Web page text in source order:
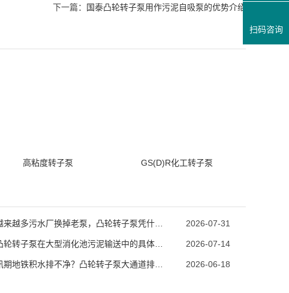
下一篇： 国泰凸轮转子泵用作污泥自吸泵的优势介绍
高粘度转子泵 GS(D)R化工转子泵
越来越多污水厂换掉老泵，凸轮转子泵凭什么成工况升级首选？ 2026-07-31
凸轮转子泵在大型消化池污泥输送中的具体优势 2026-07-14
汛期地铁积水排不净？凸轮转子泵大通道排污筑牢防涝防线 2026-06-18
扫码咨询